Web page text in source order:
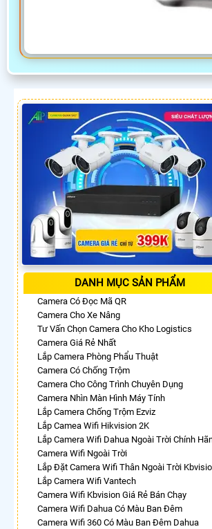
DANH MỤC SẢN PHẨM
Camera Có Đọc Mã QR
Camera Cho Xe Nâng
Tư Vấn Chọn Camera Cho Kho Logistics
Camera Giá Rẻ Nhất
Lắp Camera Phòng Phẩu Thuật
Camera Có Chống Trộm
Camera Cho Công Trình Chuyên Dụng
Camera Nhìn Màn Hình Máy Tính
Lắp Camera Chống Trộm Ezviz
Lắp Camea Wifi Hikvision 2K
Lắp Camera Wifi Dahua Ngoài Trời Chính
Camera Wifi Ngoài Trời
Lắp Đặt Camera Wifi Thân Ngoài Trời
Lắp Camera Wifi Vantech
Camera Wifi Kbvision Giá Rẻ Bán Chạy
Camera Wifi Dahua Có Màu Ban Đêm
Camera Wifi 360 Có Màu Ban Đêm Dahua